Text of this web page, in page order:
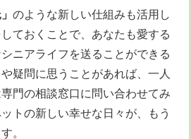
のような新しい仕組みも活用し
ておくことで、あなたも愛する
ニアライフを送ることができる
疑問に思うことがあれば、一人
門の相談窓口に問い合わせてみ
トの新しい幸せな日々が、もう
。